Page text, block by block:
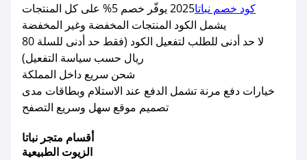
كود خصم نباتا2025 يوفّر خصم 5% على كل المنتجات
يشمل الكود المنتجات المخفضة وغير المخفضة
لا حد أدنى للطلب لتفعيل الكود (فقط حد أدنى للسلة 80
ريال حسب سياسة التفعيل)
شحن سريع داخل المملكة
خيارات دفع مرنة تشمل الدفع عند الاستلام وبطاقات مدى
تصميم موقع سهل وسريع التصفح
أقسام متجر نباتا
الزيوت الطبيعية